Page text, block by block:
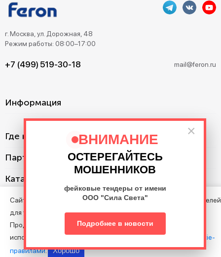
×
ВНИМАНИЕ
ОСТЕРЕГАЙТЕСЬ
МОШЕННИКОВ
фейковые тендеры от имени
ООО "Сила Света"
Подробнее в новости
г. Москва, ул. Дорожная, 48
Режим работы: 08:00–17:00
+7 (499) 519-30-18 mail@feron.ru
Информация
Где купить?
Партнерам
Каталог
©2013–2026. Все права защищены. Данный сайт носит
информационно-справочный характер и не является публичной
офертой.
Сайт использует cookie с целью анализа поведения посетителей
для улучшения Сайта.
Продолжая пользоваться Сайтом, вы соглашаетесь на
использование файлов cookie в соответствии с нашими
Cookie-
правилами. Хорошо